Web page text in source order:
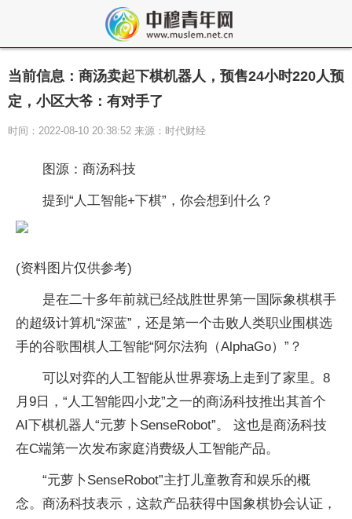
当前信息：商汤卖起下棋机器人，预售24小时220人预
定，小区大爷：有对手了
时间：2022-08-10 20:38:52 来源：时代财经
图源：商汤科技
提到“人工智能+下棋”，你会想到什么？
(资料图片仅供参考)
是在二十多年前就已经战胜世界第一国际象棋棋手
的超级计算机“深蓝”，还是第一个击败人类职业围棋选
手的谷歌围棋人工智能“阿尔法狗（AlphaGo）”？
可以对弈的人工智能从世界赛场上走到了家里。8
月9日，“人工智能四小龙”之一的商汤科技推出其首个
AI下棋机器人“元萝卜SenseRobot”。 这也是商汤科技
在C端第一次发布家庭消费级人工智能产品。
“元萝卜SenseRobot”主打儿童教育和娱乐的概
念。商汤科技表示，这款产品获得中国象棋协会认证，